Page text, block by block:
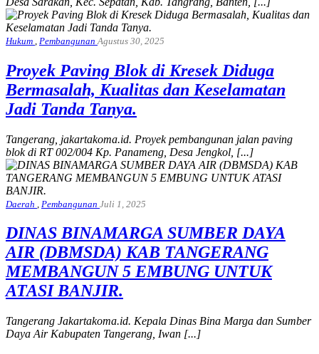
Hukum Pembangunan Agustus 30, 2025
Proyek Paving Blok di Kresek Diduga
Bermasalah, Kualitas dan Keselamatan
Jadi Tanda Tanya.
Tangerang, jakartakoma.id. Proyek pembangunan jalan paving
blok di RT 002/004 Kp. Panameng, Desa Jengkol, [...]
Daerah Pembangunan Juli 1, 2025
DINAS BINAMARGA SUMBER DAYA
AIR (DBMSDA) KAB TANGERANG
MEMBANGUN 5 EMBUNG UNTUK
ATASI BANJIR.
Tangerang Jakartakoma.id. Kepala Dinas Bina Marga dan Sumber
Daya Air Kabupaten Tangerang, Iwan [...]